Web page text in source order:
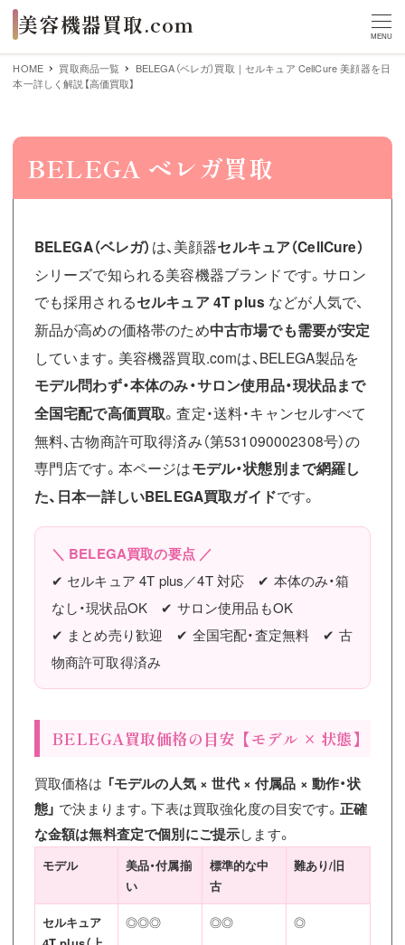
MENU
HOME 買取商品一覧
BELEGA（ベレガ）買取｜セルキュア CellCure 美顔器を日
本一詳しく解説【高価買取】
BELEGA ベレガ買取
BELEGA（ベレガ） は、美顔器セルキュア（CellCure）
シリーズで知られる美容機器ブランドです。サロン
でも採用されるセルキュア 4T plus などが人気で、
新品が高めの価格帯のため中古市場でも需要が安定
しています。美容機器買取.comは、BELEGA製品を
モデル問わず・本体のみ・サロン使用品・現状品まで
全国宅配で高価買取。査定・送料・キャンセルすべて
無料、古物商許可取得済み（第531090002308号）の
専門店です。本ページはモデル・状態別まで網羅し
た、日本一詳しいBELEGA買取ガイドです。
＼ BELEGA買取の要点 ／
✔ セルキュア 4T plus／4T 対応 ✔ 本体のみ・箱
なし・現状品OK ✔ サロン使用品もOK
✔ まとめ売り歓迎 ✔ 全国宅配・査定無料 ✔ 古
物商許可取得済み
BELEGA買取価格の目安【モデル × 状態】
買取価格は 「モデルの人気 × 世代 × 付属品 × 動作・状
態」 で決まります。下表は買取強化度の目安です。 正確
な金額は無料査定で個別にご提示します。
モデル
美品・付属揃
い
標準的な中
古
難あり/旧
セルキュア
◎◎◎ ◎◎ ◎